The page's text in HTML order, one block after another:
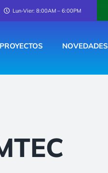
Lun-Vier: 8:00AM – 6:00PM
PROYECTOS NOVEDADES